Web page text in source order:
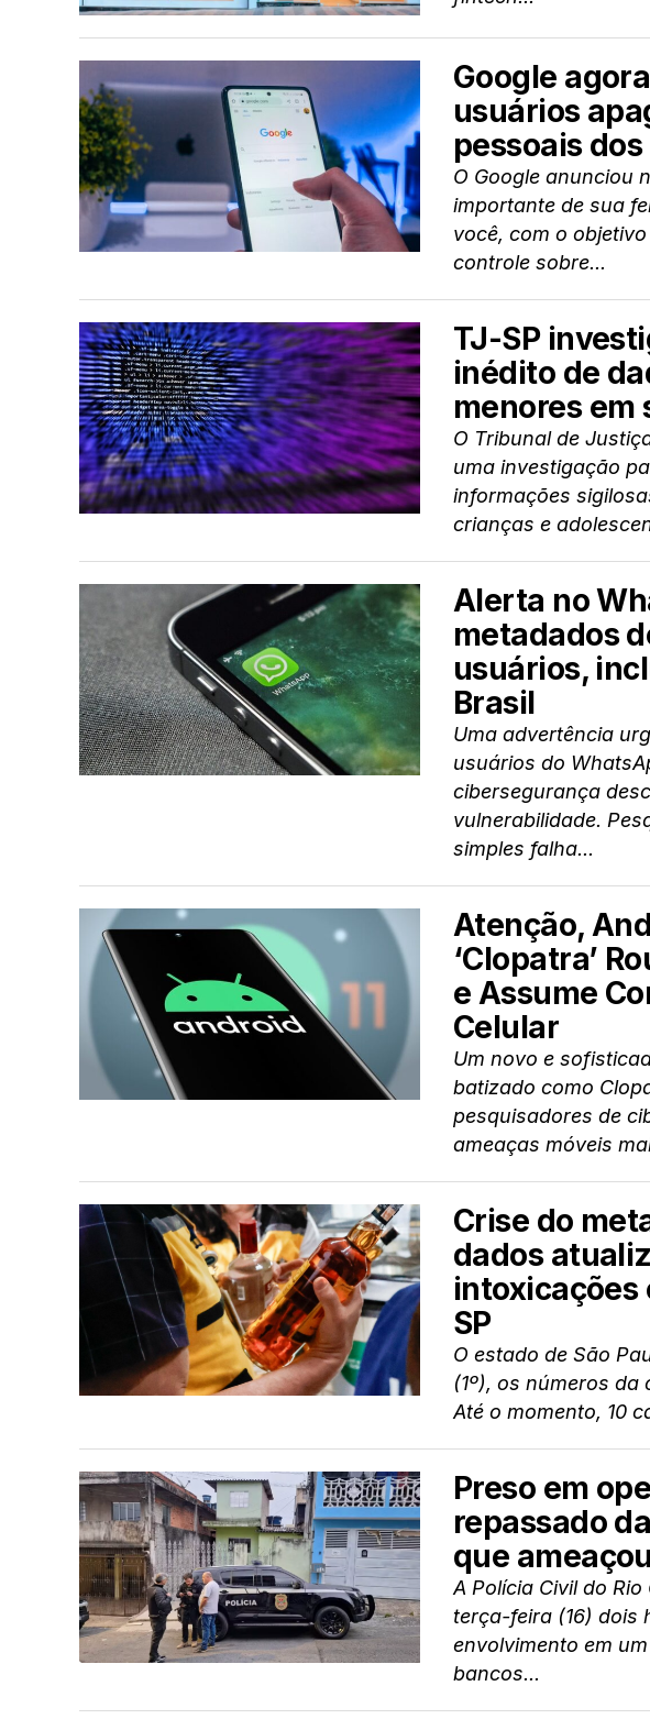
Google
usuários
pessoais
O Google anunciou
importante de sua
você, com o
controle sobre...
TJ-SP
inédito de
menores em
O Tribunal de
uma investigação
informações
crianças e
Alerta no
metadados
usuários,
Brasil
Uma advertência
usuários do
cibersegurança
vulnerabilidade.
simples falha...
Atenção,
‘Clopatra’
e Assume
Celular
Um novo e
batizado como
pesquisadores de
ameaças móveis
Crise do
dados
intoxicações
SP
O estado de São
(1º), os números
Até o momento, 10
Preso em
repassado
que
A Polícia Civil do
terça-feira (16) dois
envolvimento em
bancos...